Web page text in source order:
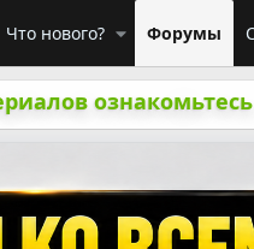
Что нового? Форумы